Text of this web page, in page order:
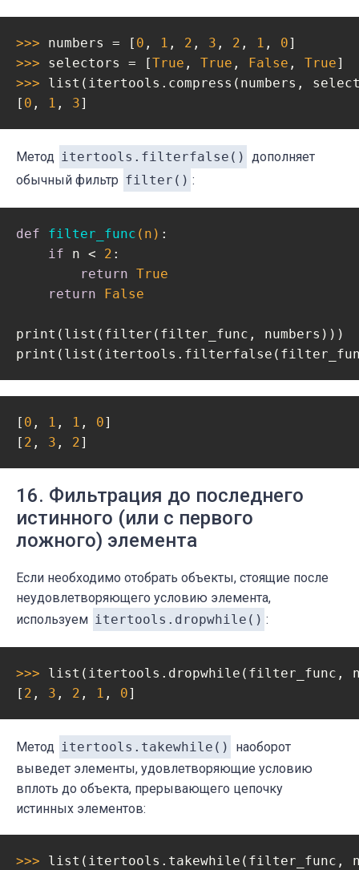
>>> numbers = [ 0 , 1 , 2 , 3 , 2 , 1 , 0
>>> selectors = [True , True , False , True
>>> list(itertools.compress(numbers,
[ 0 , 1 , 3]
Метод itertools.filterfalse() дополняет
обычный фильтр filter() :
def filter_func (n) :
if n < 2 :
return True
return
False
print(list(filter(filter_func, numbers)))
[ 0 , 1 , 1 , 0]
[ 2 , 3 , 2]
16. Фильтрация до последнего
истинного (или с первого
ложного) элемента
Если необходимо отобрать объекты, стоящие после
неудовлетворяющего условию элемента,
используем itertools.dropwhile() :
>>> list(itertools.dropwhile(filter_func,
[ 2 , 3 , 2 , 1 , 0]
Метод itertools.takewhile()
наоборот
выведет элементы, удовлетворяющие условию
вплоть до объекта, прерывающего цепочку
истинных элементов:
>>> list(itertools.takewhile(filter_func,